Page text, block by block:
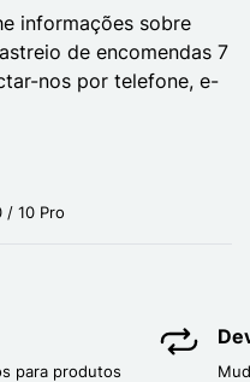
informações sobre
de encomendas 7
nos por telefone, e-
/ 10 Pro
para produtos